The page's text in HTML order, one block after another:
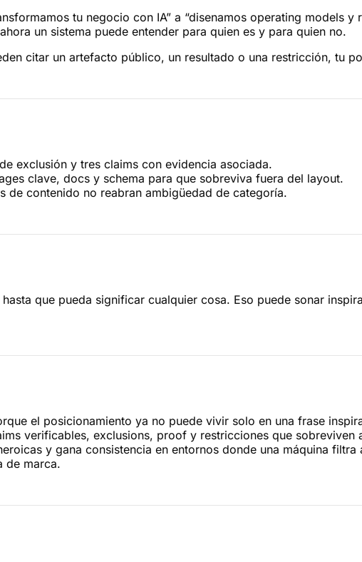
tu negocio con IA” a “disenamos operating models
un sistema puede entender para quien es y para quien no.
citar un artefacto público, un resultado o una restricción, tu
exclusión y tres claims con evidencia asociada.
clave, docs y schema para que sobreviva fuera del layout.
de contenido no reabran ambigüedad de categoría.
que pueda significar cualquier cosa. Eso puede sonar
el posicionamiento ya no puede vivir solo en una frase
verificables, exclusions, proof y restricciones que
y gana consistencia en entornos donde una máquina
de marca.